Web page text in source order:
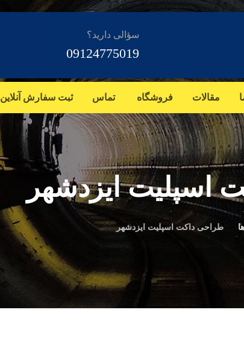
سؤالی دارید؟
09124775019
مقالات فروشگاه تماس ثبت سفارش آنلاین
اسپلیت ایزدشهر
طراحی داکت اسپلیت ایزدشهر